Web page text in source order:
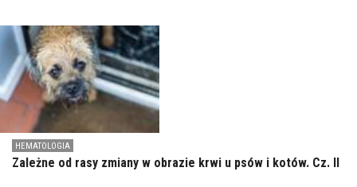
HEMATOLOGIA
Zależne od rasy zmiany w obrazie krwi u psów i kotów. Cz. II